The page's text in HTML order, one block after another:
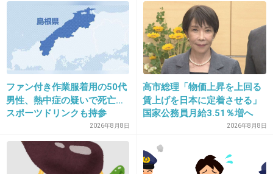
12. 匿名2014/05/07(水) 20:48:49
上野樹里と長澤まさみも撮影中キスしてそう。
+11 -28
13. 匿名 2014/05/07(水) 20:49:03
やっぱり
ともさかりえのアゴが気になる
+265
ファン付き作業服着用の50代
男性、熱中症の疑いで死亡…
スポーツドリンクも持参
2026年8月8日
高市総理「物価上昇を上回る
賃上げを日本に定着させる」
国家公務員月給3.51％増へ
2026年8月8日